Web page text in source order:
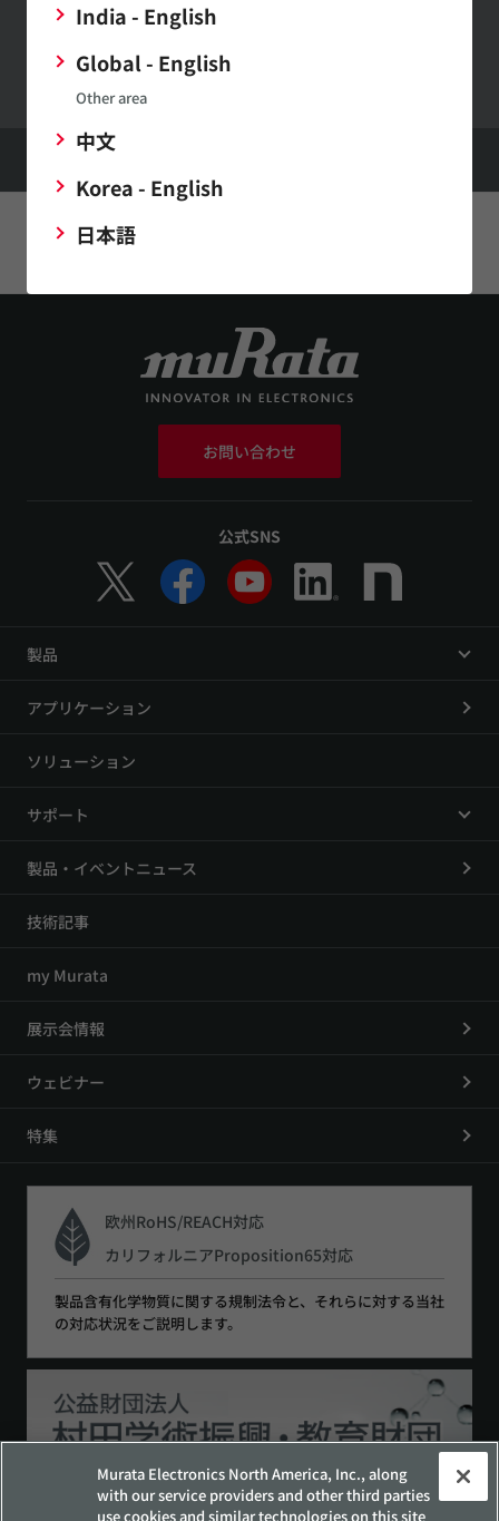
India - English
Global - English
Other area
中文
Korea - English
日本語
村田製作所ウェブサイトへのご意見・ご要望
HOME サポート
このページをシェアする
お問い合わせ
公式SNS
製品
アプリケーション
ソリューション
サポート
製品・イベントニュース
技術記事
my Murata
展示会情報
ウェビナー
特集
欧州RoHS/REACH対応
カリフォルニアProposition65対応
製品含有化学物質に関する規制法令と、それらに対する当社
の対応状況をご説明します。
Murata Electronics North America, Inc., along
with our service providers and other third parties
use cookies and similar technologies on this site